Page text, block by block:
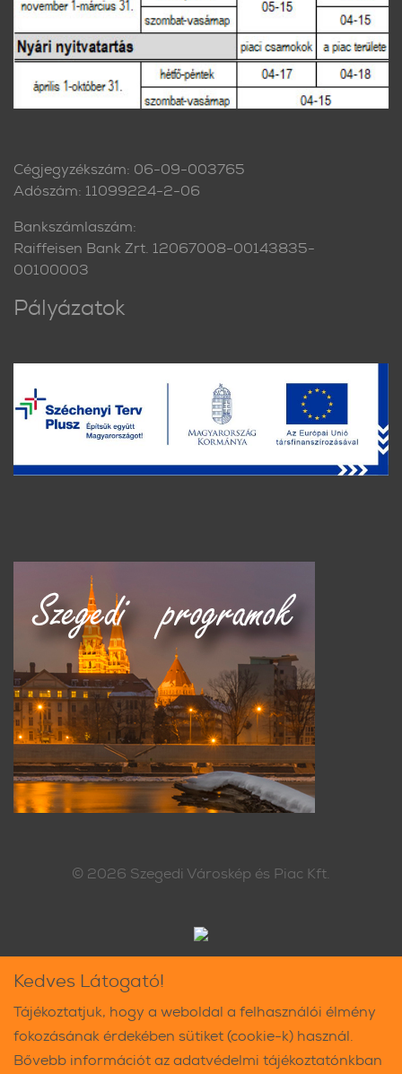
Cégjegyzékszám: 06-09-003765
Adószám: 11099224-2-06
Bankszámlaszám:
Raiffeisen Bank Zrt. 12067008-00143835-
00100003
Pályázatok
© 2026 Szegedi Városkép és Piac Kft.
Kedves Látogató!
Tájékoztatjuk, hogy a weboldal a felhasználói élmény
fokozásának érdekében sütiket (cookie-k) használ.
Bővebb információt az adatvédelmi tájékoztatónkban